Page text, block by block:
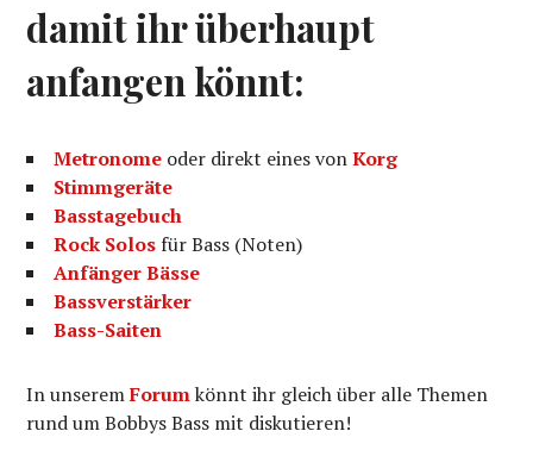
damit ihr überhaupt
anfangen könnt:
Metronome oder direkt eines vonKorg
Stimmgeräte
Basstagebuch
Rock Solos für Bass (Noten)
Anfänger Bässe
Bassverstärker
Bass-Saiten
In unseremForumkönnt ihr gleich über alle Themen
rund um Bobbys Bass mit diskutieren!